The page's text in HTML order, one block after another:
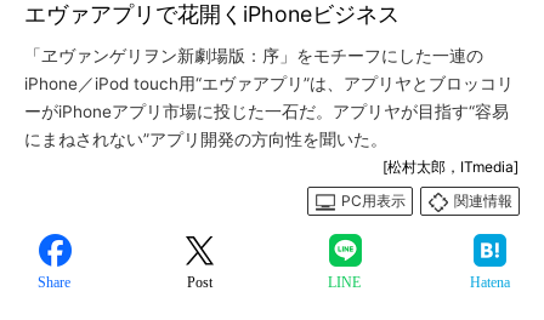
エヴァアプリで花開くiPhoneビジネス
「ヱヴァンゲリヲン新劇場版：序」をモチーフにした一連の
iPhone／iPod touch用“エヴァアプリ”は、アプリヤとブロッコリ
ーがiPhoneアプリ市場に投じた一石だ。アプリヤが目指す“容易
にまねされない”アプリ開発の方向性を聞いた。
[松村太郎，ITmedia]
PC用表示
関連情報
Share Post LINE Hatena